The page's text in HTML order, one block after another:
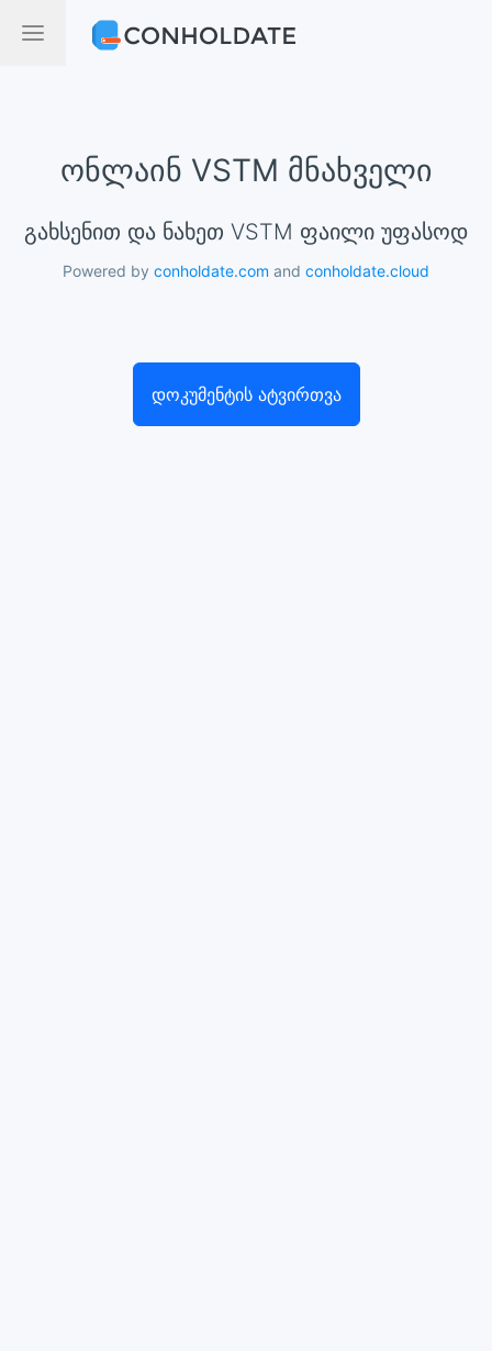
ონლაინ VSTM მნახველი
გახსენით და ნახეთ VSTM ფაილი უფასოდ
Powered by conholdate.com and conholdate.cloud
დოკუმენტის ატვირთვა